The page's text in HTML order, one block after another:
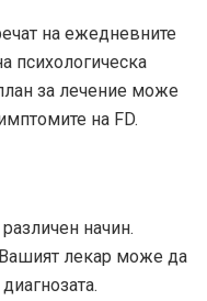
на ежедневните
психологическа
за лечение може
на FD.
начин.
лекар може да